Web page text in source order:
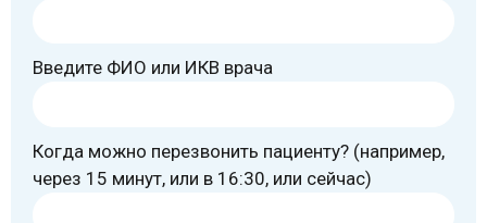
Введите ФИО или ИКВ врача
Когда можно перезвонить пациенту? (например,
через 15 минут, или в 16:30, или сейчас)